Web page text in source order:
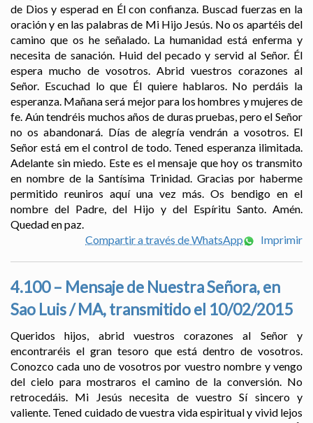
de Dios y esperad en Él con confianza. Buscad fuerzas en la
oración y en las palabras de Mi Hijo Jesús. No os apartéis del
camino que os he señalado. La humanidad está enferma y
necesita de sanación. Huid del pecado y servid al Señor. Él
espera mucho de vosotros. Abrid vuestros corazones al
Señor. Escuchad lo que Él quiere hablaros. No perdáis la
esperanza. Mañana será mejor para los hombres y mujeres de
fe. Aún tendréis muchos años de duras pruebas, pero el Señor
no os abandonará. Días de alegría vendrán a vosotros. El
Señor está em el control de todo. Tened esperanza ilimitada.
Adelante sin miedo. Este es el mensaje que hoy os transmito
en nombre de la Santísima Trinidad. Gracias por haberme
permitido reuniros aquí una vez más. Os bendigo en el
nombre del Padre, del Hijo y del Espíritu Santo. Amén.
Quedad en paz.
Compartir a través de WhatsApp
Imprimir
4.100 – Mensaje de Nuestra Señora, en
Sao Luis / MA, transmitido el 10/02/2015
Queridos hijos, abrid vuestros corazones al Señor y
encontraréis el gran tesoro que está dentro de vosotros.
Conozco cada uno de vosotros por vuestro nombre y vengo
del cielo para mostraros el camino de la conversión. No
retrocedáis. Mi Jesús necesita de vuestro Sí sincero y
valiente. Tened cuidado de vuestra vida espiritual y vivid lejos